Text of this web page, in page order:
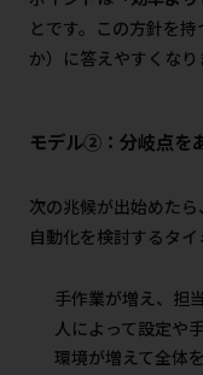
とです。この方針を
か）に答えやすくなり
モデル②：分岐点を
次の兆候が出始めた
自動化を検討するタイ
手作業が増え、担
人によって設定や
環境が増えて全体